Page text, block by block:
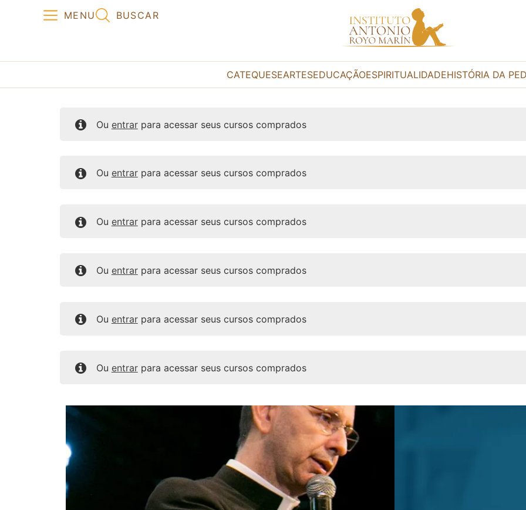
MENU BUSCAR
CATEQUESEARTESEDUCAÇÃOESPIRITUALIDADEHISTÓRIA DA
Ou entrarpara acessar seus cursos comprados
Ou entrarpara acessar seus cursos comprados
Ou entrarpara acessar seus cursos comprados
Ou entrarpara acessar seus cursos comprados
Ou entrarpara acessar seus cursos comprados
Ou entrarpara acessar seus cursos comprados